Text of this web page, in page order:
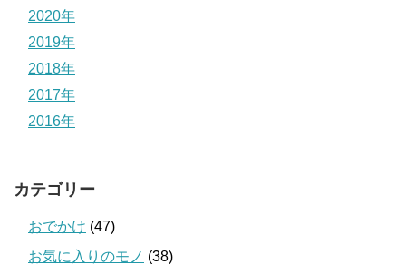
2020年
2019年
2018年
2017年
2016年
カテゴリー
おでかけ (47)
お気に入りのモノ (38)